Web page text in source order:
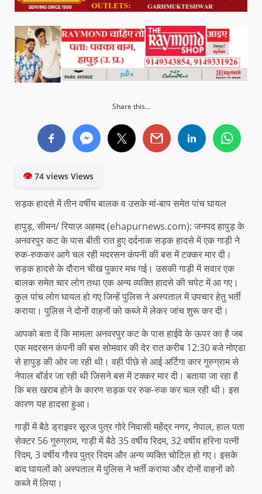
Share this...
👁74 views Views
सड़क हादसे में तीन वर्षीय बालक व उसके मां-बाप समेत पांच घायल
हापुड़, सीमन/ रियाज़ अहमद (ehapurnews.com): जनपद हापुड़ के
अनवरपुर कट के पास बीती रात हुए दर्दनाक सड़क हादसे में एक गाड़ी ने
रुक-रुककर आगे चल रही मदरसन कंपनी की बस में टक्कर मार दी।
सड़क हादसे के दौरान चीख पुकार मच गई। उसकी गाड़ी में सवार एक
बालक समेत चार लोग तथा एक अन्य व्यक्ति हादसे की चपेट में आ गए।
कुल पांच लोग घायल हो गए जिन्हें पुलिस ने अस्पताल में उपचार हेतु भर्ती
कराया। पुलिस ने दोनों वाहनों को कब्जे में लेकर जांच शुरू कर दी।
आपको बता दें कि मामला अनवरपुर कट के पास हाईवे के ऊपर का है जब
एक मदरसन कंपनी की बस सोमवार की देर रात करीब 12:30 बजे नोएडा
से हापुड़ की ओर जा रही थी। वही पीछे से आई अर्टिगा कार गुरुग्राम से
नेपाल बॉर्डर जा रही थी जिसने बस में टक्कर मार दी। बताया जा रहा है
कि बस खराब होने के कारण सड़क पर रुक-रुक कर चल रही थी। इस
कारण यह हादसा हुआ।
गाड़ी में बैठे ड्राइवर सूरज पुत्र गोरे निवासी महेंद्र नगर, नेपाल, हाल पता
सेक्टर 56 गुरुग्राम, गाड़ी में बैठे 35 वर्षीय रिदम, 32 वर्षीय हरिना पत्नी
रिदम, 3 वर्षीय गौरव पुत्र रिदम और अन्य व्यक्ति चोटिल हो गए। इसके
बाद घायलों को अस्पताल में पुलिस ने भर्ती कराया और दोनों वाहनों को
कब्जे में लिया।